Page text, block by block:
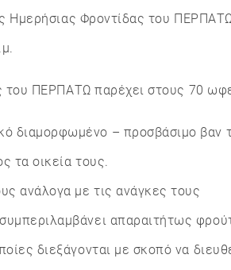
Ημερήσιας Φροντίδας του
του ΠΕΡΠΑΤΩ παρέχει στους 70
διαμορφωμένο – προσβάσιμο βαν
τα οικεία τους.
ανάλογα με τις ανάγκες τους
απαραιτήτως
διεξάγονται με σκοπό να